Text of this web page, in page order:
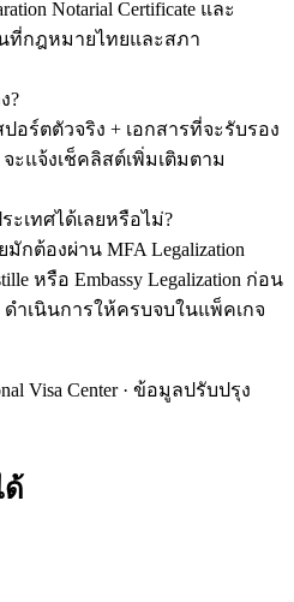
Notarial Certificate และ
ที่กฎหมายไทยและสภา
?
ร์ตตัวจริง + เอกสารที่จะรับรอง
ะแจ้งเช็คลิสต์เพิ่มเติมตาม
ะเทศได้เลยหรือไม่?
มักต้องผ่าน MFA Legalization
หรือ Embassy Legalization ก่อน
ดำเนินการให้ครบจบในแพ็คเกจ
Visa Center · ข้อมูลปรับปรุง
ด้